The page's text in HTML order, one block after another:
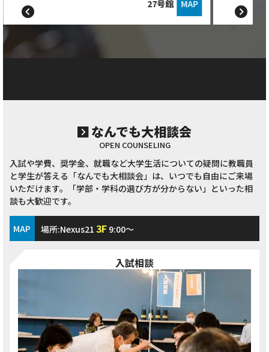
27号館 MAP
なんでも大相談会
OPEN COUNSELING
入試や学費、奨学金、就職など大学生活についての疑問に教職員
と学生が答える「なんでも大相談会」は、いつでも自由にご来場
いただけます。「学部・学科の選び方が分からない」といった相
談も大歓迎です。
MAP 場所:Nexus21 3F 9:00～
入試相談